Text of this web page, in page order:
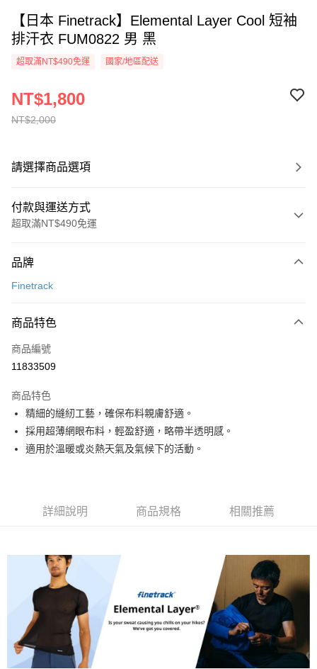
【日本 Finetrack】Elemental Layer Cool 短袖
排汗衣 FUM0822 男 黑
超取滿NT$490免運 國家/地區配送
NT$2,000
NT$1,800
請選擇商品選項
付款與運送方式
超取滿NT$490免運
信用卡一次付款
3 期 0 利率 每期
合作金庫商業銀行
上海商業儲蓄銀行
臺灣中小企業銀行
匯豐（台灣）商業銀行
華泰商業銀行
聯邦商業銀行
遠東國際商業銀行
元大商業銀行
永豐商業銀行
超商取貨付款
LINE Pay
Apple Pay
ATM付款
7-11取貨付款
每筆NT$60，滿NT$490(含以上)免運費
付款後7-11取貨
每筆NT$60，滿NT$490(含以上)免運費
宅配
品牌
Finetrack
商品特色
商品編號
11833509
商品特色
精細的縫紉工藝，確保布料親膚舒適。
採用超薄網眼布料，輕盈舒適，略帶半透明感。
適用於溫暖或炎熱天氣及氣候下的活動。
詳細說明 商品規格 相關推薦